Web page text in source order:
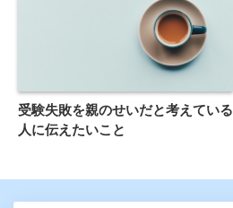
受験失敗を親のせいだと考えている
人に伝えたいこと